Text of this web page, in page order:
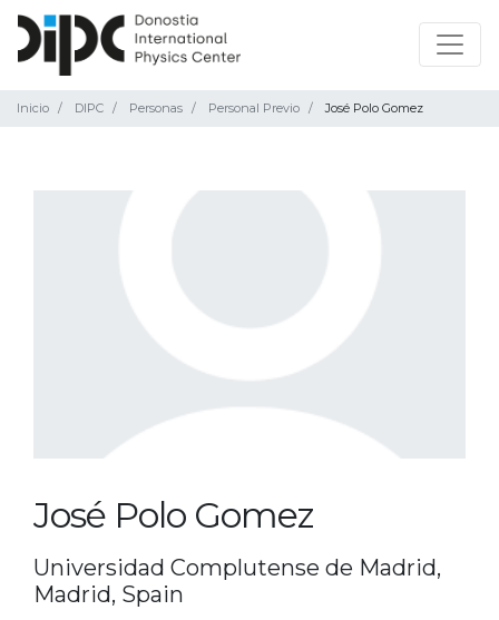
Inicio DIPC Personas Personal Previo José Polo Gomez
José Polo Gomez
Universidad Complutense de Madrid,
Madrid, Spain